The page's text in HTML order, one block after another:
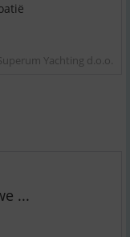
Yachting d.o.o.
...